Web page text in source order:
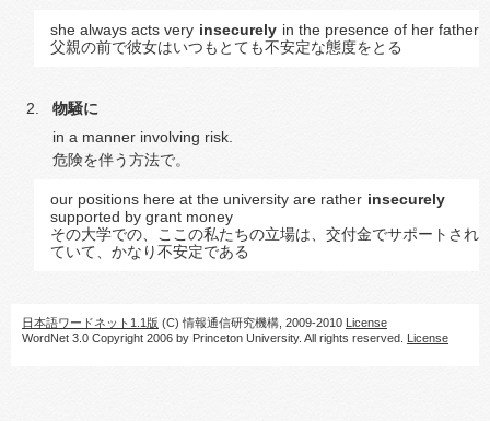
she always acts very insecurely in the presence of her father
父親の前で彼女はいつもとても不安定な態度をとる
物騒に
in a manner involving risk.
危険を伴う方法で。
our positions here at the university are rather insecurely
supported by grant money
その大学での、ここの私たちの立場は、交付金でサポートされ
ていて、かなり不安定である
日本語ワードネット1.1版 (C) 情報通信研究機構, 2009-2010 License
WordNet 3.0 Copyright 2006 by Princeton University. All rights reserved. License